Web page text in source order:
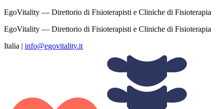
EgoVitality — Direttorio di Fisioterapisti e Cliniche di Fisioterapia
EgoVitality — Direttorio di Fisioterapisti e Cliniche di Fisioterapia
Italia | info@egovitality.it